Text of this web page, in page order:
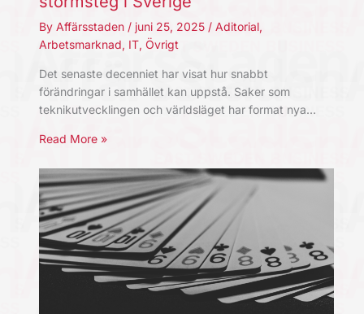
By Affärsstaden / juni 25, 2025 / Aditorial,
Arbetsmarknad, IT, Övrigt
Det senaste decenniet har visat hur snabbt
förändringar i samhället kan uppstå. Saker som
teknikutvecklingen och världsläget har format nya…
Read More »